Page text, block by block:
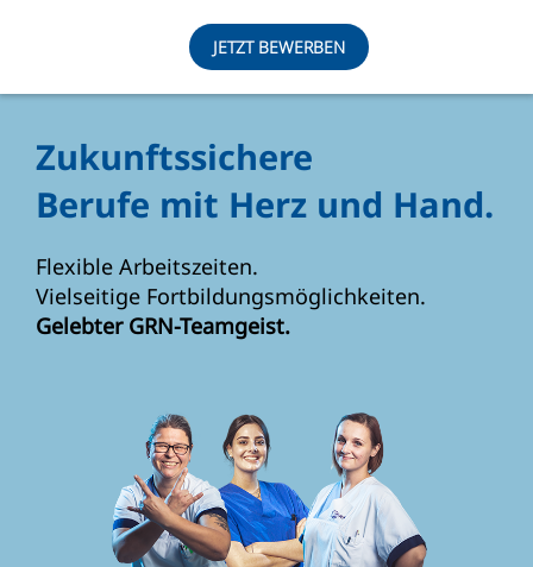
JETZT BEWERBEN
Zukunftssichere
Berufe mit Herz und Hand.
Flexible Arbeitszeiten.
Vielseitige Fortbildungsmöglichkeiten.
Gelebter GRN-Teamgeist.